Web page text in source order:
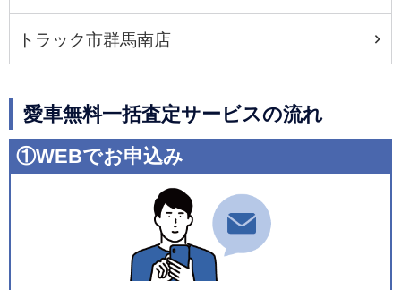
トラック市群馬南店
愛車無料一括査定サービスの流れ
①WEBでお申込み